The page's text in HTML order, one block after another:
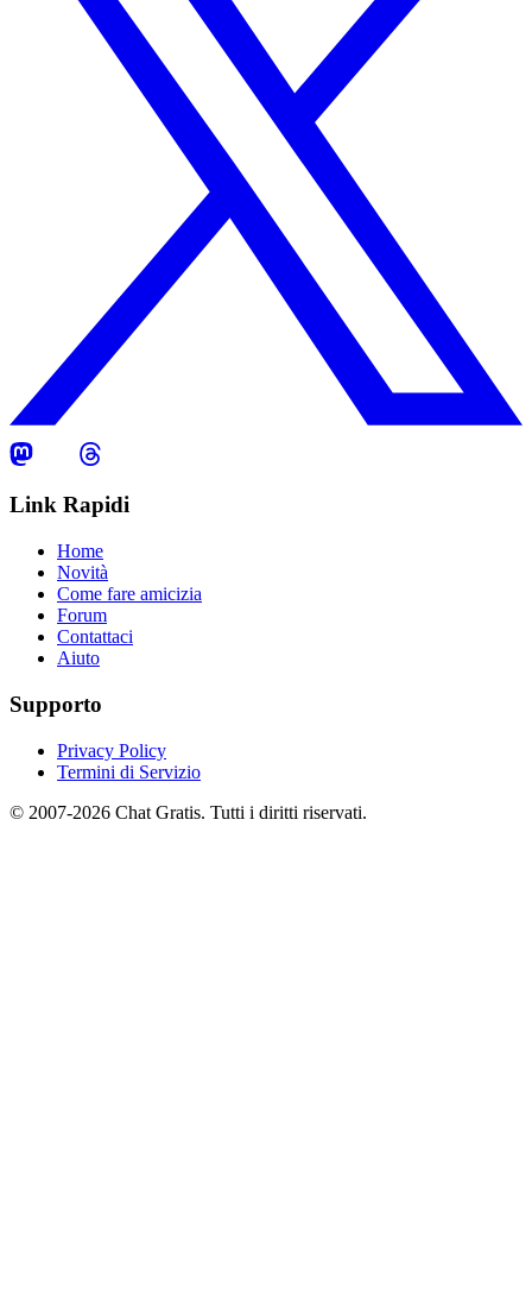
Link Rapidi
Home
Novità
Come fare amicizia
Forum
Contattaci
Aiuto
Supporto
Privacy Policy
Termini di Servizio
© 2007-2026 Chat Gratis. Tutti i diritti riservati.